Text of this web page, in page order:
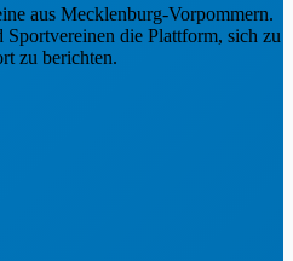
aus Mecklenburg-Vorpommern.
die Plattform, sich zu
zu berichten.